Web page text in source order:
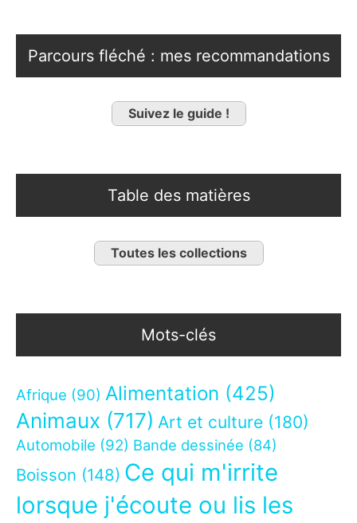
Parcours fléché : mes recommandations
Suivez le guide !
Table des matières
Toutes les collections
Mots-clés
Afrique (90) Alimentation (425)
Animaux (717) Art et culture (180)
Automobile (92) Bande dessinée (84)
Boisson (148) Ce qui m'irrite
lorsque j'écoute ou lis les